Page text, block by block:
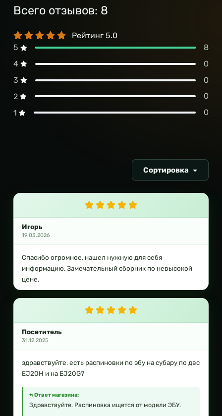
Всего отзывов: 8
Рейтинг 5.0
5
8
4
0
3
0
2
0
1
0
Сортировка
Игорь
19.03.2026
Спасибо огромное, нашел нужную для себя
информацию. Замечательный сборник по невысокой
цене.
Посетитель
31.12.2025
здравствуйте, есть распиновки по эбу на субару по двс
EJ20H и на EJ20G?
Ответ магазина:
Здравствуйте. Распиновка ищется от модели ЭБУ.